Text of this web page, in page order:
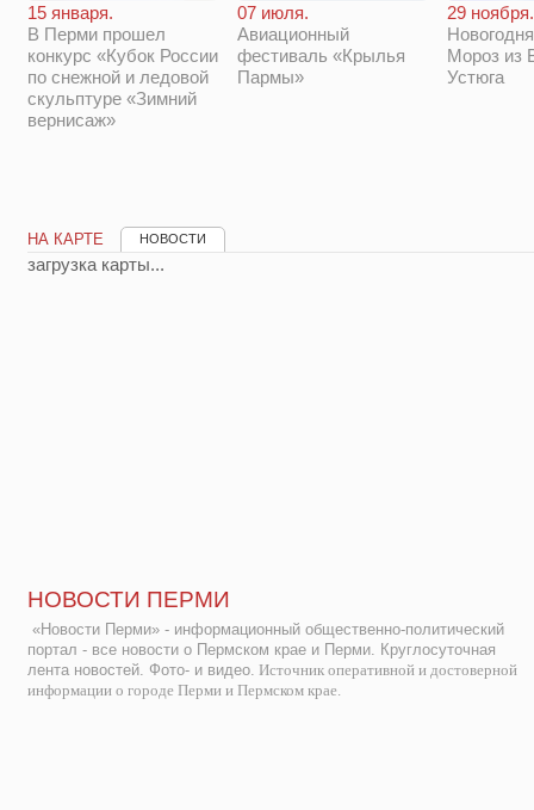
15 января.
В Перми прошел
конкурс «Кубок России
по снежной и ледовой
скульптуре «Зимний
вернисаж»
07 июля.
Авиационный
фестиваль «Крылья
Пармы»
29 ноября.
Мороз из
Устюга
НА КАРТЕ НОВОСТИ
загрузка карты...
НОВОСТИ ПЕРМИ
«Новости Перми» - информационный общественно-политический
портал - все новости о Пермском крае и Перми. Круглосуточная
лента новостей. Фото- и видео. Источник оперативной и достоверной
информации о городе Перми и Пермском крае.